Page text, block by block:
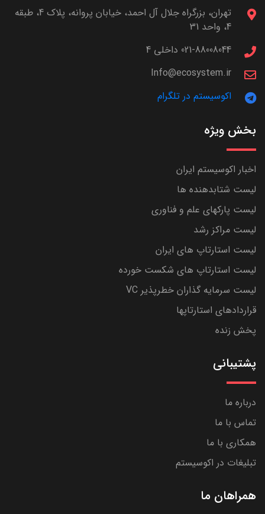
تهران، بزرگراه جلال آل احمد، خیابان پروانه، پلاک 4، طبقه
4، واحد 31
021-88008044 داخلی 4
Info@ecosystem.ir
اکوسیستم در تلگرام
بخش ویژه
اخبار اکوسیستم ایران
لیست شتابدهنده ها
لیست پارکهای علم و فناوری
لیست مراکز رشد
لیست استارتاپ های ایران
لیست استارتاپ های شکست خورده
لیست سرمایه گذاران خطرپذیر VC
قراردادهای استارتاپها
پخش زنده
پشتیبانی
درباره ما
تماس با ما
همکاری با ما
تبلیغات در اکوسیستم
همراهان ما